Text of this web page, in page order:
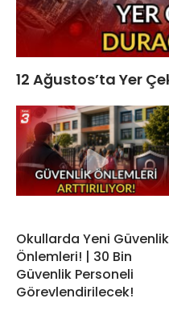
12 Ağustos’ta Yer
Okullarda Yeni Güvenlik
Önlemleri! | 30 Bin
Güvenlik Personeli
Görevlendirilecek!